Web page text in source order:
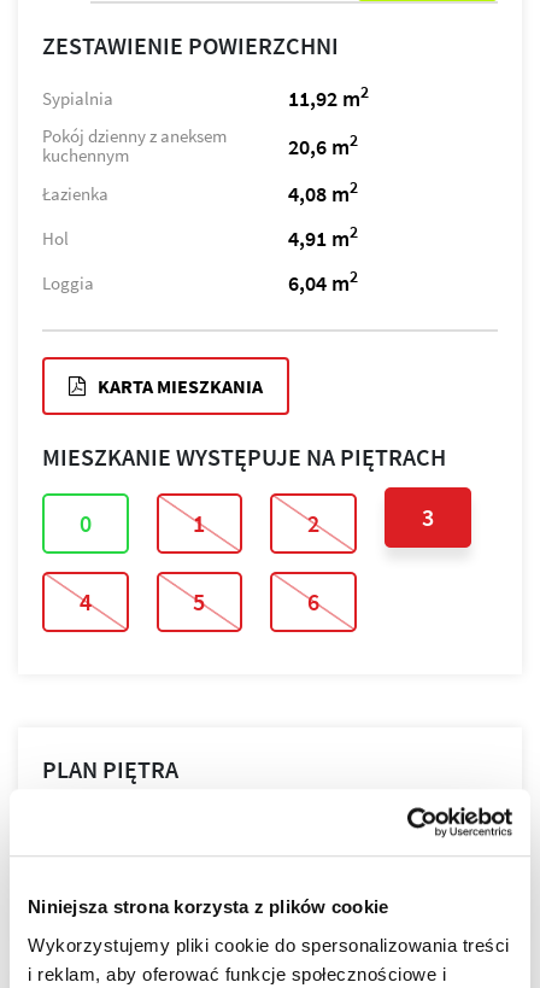
Niniejsza strona korzysta z plików cookie
Wykorzystujemy pliki cookie do spersonalizowania treści
i reklam, aby oferować funkcje społecznościowe i
ZESTAWIENIE POWIERZCHNI
Sypialnia 11,92 m2
Pokój dzienny z aneksem
kuchennym
20,6 m2
Łazienka 4,08 m2
Hol 4,91 m2
Loggia 6,04 m2
KARTA MIESZKANIA
MIESZKANIE WYSTĘPUJE NA PIĘTRACH
0 1 2 3
4 5 6
PLAN PIĘTRA
PLAN MIESZKANIA